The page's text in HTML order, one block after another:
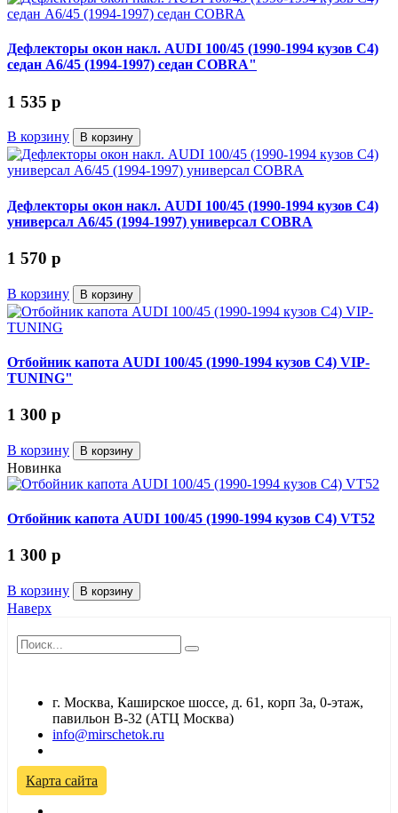
Дефлекторы окон накл. AUDI 100/45 (1990-1994 кузов C4)
седан А6/45 (1994-1997) седан COBRA"
1 535 p
В корзину В корзину
Дефлекторы окон накл. AUDI 100/45 (1990-1994 кузов C4)
универсал А6/45 (1994-1997) универсал COBRA
1 570 p
В корзину В корзину
Отбойник капота AUDI 100/45 (1990-1994 кузов C4) VIP-
TUNING"
1 300 p
В корзину В корзину
Новинка
Отбойник капота AUDI 100/45 (1990-1994 кузов C4) VT52
1 300 p
В корзину В корзину
Наверх
г. Москва, Каширское шоссе, д. 61, корп 3а, 0-этаж,
павильон В-32 (АТЦ Москва)
info@mirschetok.ru
Карта сайта